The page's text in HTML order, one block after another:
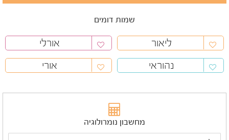
שמות דומים
ליאור
אורלי
נהוראי
אורי
מחשבון נומרולוגיה